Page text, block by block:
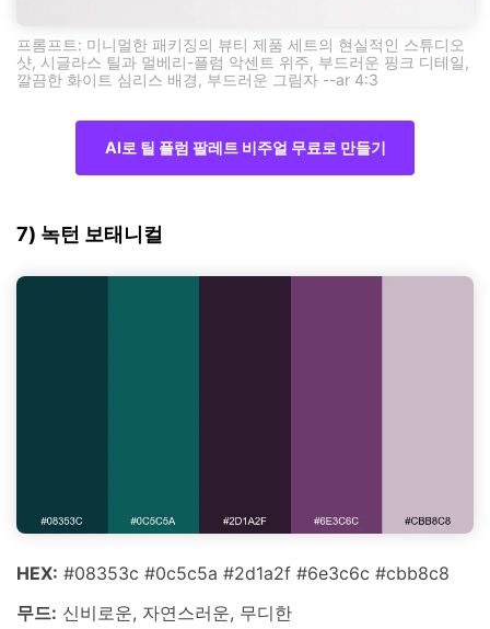
프롬프트: 미니멀한 패키징의 뷰티 제품 세트의 현실적인 스튜디오
샷, 시글라스 틸과 멀베리-플럼 악센트 위주, 부드러운 핑크 디테일,
깔끔한 화이트 심리스 배경, 부드러운 그림자 --ar 4:3
AI로 틸 플럼 팔레트 비주얼 무료로 만들기
7) 녹턴 보태니컬
HEX: #08353c #0c5c5a #2d1a2f #6e3c6c #cbb8c8
무드: 신비로운, 자연스러운, 무디한